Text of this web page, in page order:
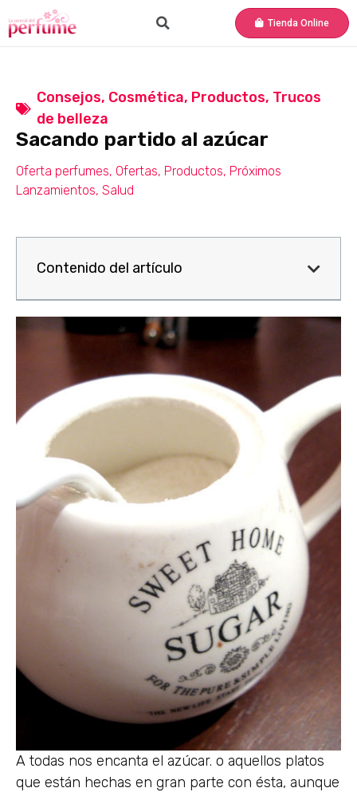
Tienda Online
Consejos, Cosmética, Productos, Trucos
de belleza
Sacando partido al azúcar
Oferta perfumes, Ofertas, Productos, Próximos
Lanzamientos, Salud
Contenido del artículo
A todas nos encanta el azúcar. o aquellos platos
que están hechas en gran parte con ésta, aunque